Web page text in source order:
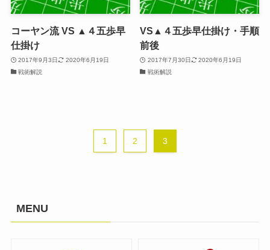
コーヤン流 VS ▲４五歩早
仕掛け
2017年9月3日
2020年6月19日
戦術解説
VS▲４五歩早仕掛け・手順
前後
2017年7月30日
2020年6月19日
戦術解説
1 2 3
MENU